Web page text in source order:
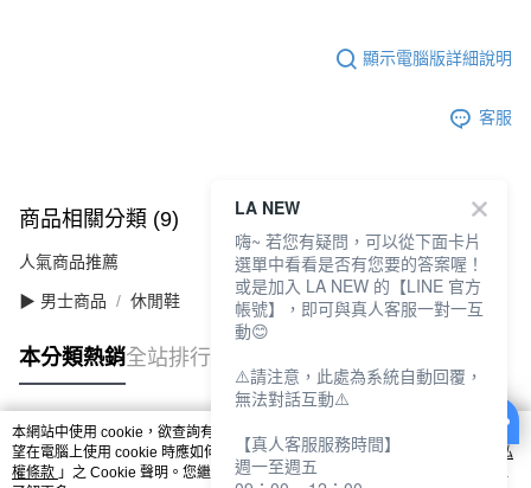
顯示電腦版詳細說明
客服
商品相關分類 (9) 查看全部
人氣商品推薦
▶ 男士商品 休閒鞋
本分類熱銷全站排行
熱門標籤
本網站中使用 cookie，欲查詢有關本網站使用 cookie 方式之詳情，及若您不希
望在電腦上使用 cookie 時應如何變更電腦的 cookie 設定，請參閱本網站「
隱私
權條款 」之 Cookie 聲明。您繼續使用本網站即表示您同意本公司得按本網站使
LA NEW
嗨~ 若您有疑問，可以從下面卡片
選單中看看是否有您要的答案喔！
或是加入 LA NEW 的【LINE 官方
帳號】，即可與真人客服一對一互
動😊
⚠️請注意，此處為系統自動回覆，
無法對話互動⚠️
【真人客服服務時間】
週一至週五